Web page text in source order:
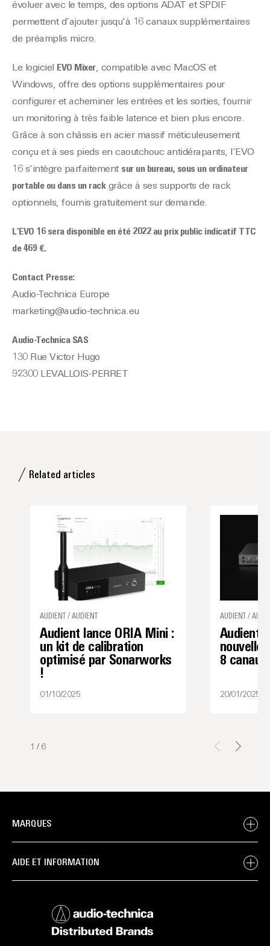
évoluer avec le temps, des options ADAT et SPDIF
permettent d’ajouter jusqu’à 16 canaux supplémentaires
de préamplis micro.
Le logiciel EVO Mixer, compatible avec MacOS et
Windows, offre des options supplémentaires pour
configurer et acheminer les entrées et les sorties, fournir
un monitoring à très faible latence et bien plus encore.
Grâce à son châssis en acier massif méticuleusement
conçu et à ses pieds en caoutchouc antidérapants, l’EVO
16 s’intègre parfaitement sur un bureau, sous un ordinateur
portable ou dans un rackgrâce à ses supports de rack
optionnels, fournis gratuitement sur demande.
L’EVO 16 sera disponible en été 2022 au prix public indicatif TTC
de 469 €.
Contact Presse:
Audio-Technica Europe
marketing@audio-technica.eu
Audio-Technica SAS
130 Rue Victor Hugo
92300 LEVALLOIS-PERRET
Related articles
AUDIENT / AUDIENT
Audient lance ORIA Mini :
un kit de calibration
optimisé par Sonarworks
!
01/10/2025
AUDIENT /
Audient
nouvelle
8
20/01/2025
1 / 6
MARQUES
AIDE ET INFORMATION